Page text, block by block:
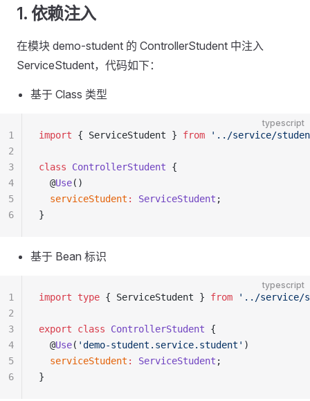
1. 依赖注入
在模块 demo-student 的 ControllerStudent 中注入
ServiceStudent，代码如下：
基于 Class 类型
typescript
import { ServiceStudent } from '../service/
class ControllerStudent {
  @
Use()
  serviceStudent
: ServiceStudent ;
}
1
2
3
4
5
6
基于 Bean 标识
typescript
import type { ServiceStudent } from '../service/
export class ControllerStudent {
  @
Use( 'demo-student.service.student' )
  serviceStudent
: ServiceStudent ;
}
1
2
3
4
5
6